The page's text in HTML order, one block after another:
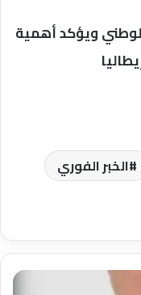
ويؤكد أهمية
الخبر الفوري